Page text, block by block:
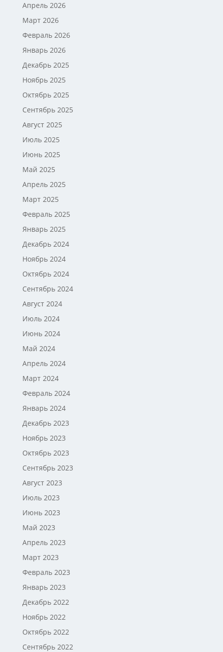
Апрель 2026
Март 2026
Февраль 2026
Январь 2026
Декабрь 2025
Ноябрь 2025
Октябрь 2025
Сентябрь 2025
Август 2025
Июль 2025
Июнь 2025
Май 2025
Апрель 2025
Март 2025
Февраль 2025
Январь 2025
Декабрь 2024
Ноябрь 2024
Октябрь 2024
Сентябрь 2024
Август 2024
Июль 2024
Июнь 2024
Май 2024
Апрель 2024
Март 2024
Февраль 2024
Январь 2024
Декабрь 2023
Ноябрь 2023
Октябрь 2023
Сентябрь 2023
Август 2023
Июль 2023
Июнь 2023
Май 2023
Апрель 2023
Март 2023
Февраль 2023
Январь 2023
Декабрь 2022
Ноябрь 2022
Октябрь 2022
Сентябрь 2022